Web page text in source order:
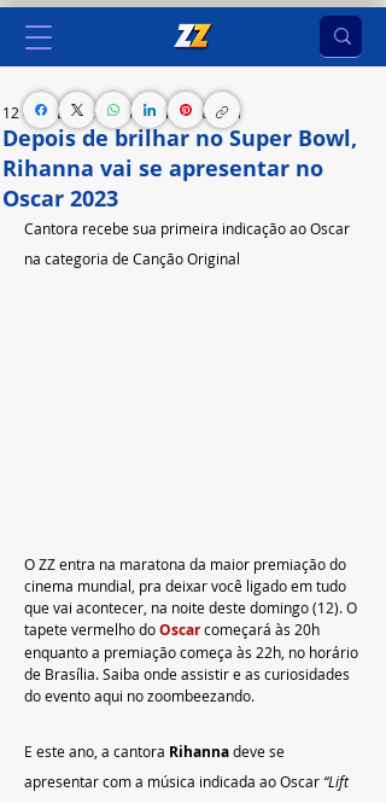
Depois de brilhar no Super Bowl,
Rihanna vai se apresentar no
Oscar 2023
12 de mar. de 2023 1 min de leitura
Cantora recebe sua primeira indicação ao Oscar
na categoria de Canção Original
O ZZ entra na maratona da maior premiação do
cinema mundial, pra deixar você ligado em tudo
que vai acontecer, na noite deste domingo (12). O
tapete vermelho do Oscar começará às 20h
enquanto a premiação começa às 22h, no horário
de Brasília. Saiba onde assistir e as curiosidades
do evento aqui no zoombeezando.
E este ano, a cantora Rihanna deve se
apresentar com a música indicada ao Oscar “Lift